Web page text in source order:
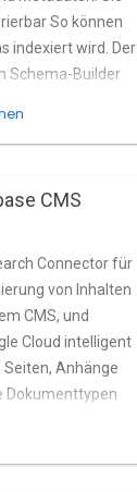
So können
indexiert wird. Der
Schema-Builder
CMS
Connector für
von Inhalten
CMS, und
Cloud intelligent
Seiten, Anhänge
Dokumenttypen